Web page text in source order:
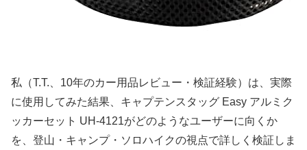
私（T.T.、10年のカー用品レビュー・検証経験）は、実際
に使用してみた結果、キャプテンスタッグ Easy アルミク
ッカーセット UH-4121がどのようなユーザーに向くか
を、登山・キャンプ・ソロハイクの視点で詳しく検証しま